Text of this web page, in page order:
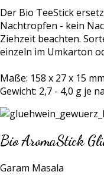
Der Bio TeeStick
Nachtropfen - kein
Ziehzeit beachten.
einzeln im Umkarton
Maße: 158 x 27 x 15 mm
Gewicht: 2,7 - 4,0 g je
Bio AromaStick
Garam Masala